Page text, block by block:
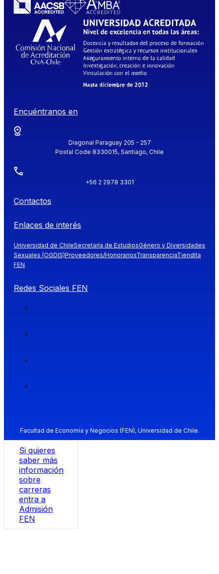
Encuéntranos en
Diagonal Paraguay 205 - 257
Postal Code 8330015, Santiago, Chile
+56 2 2978 3301
Contactos
Enlaces de interés
Universidad de ChileSecretaría de EstudiosGénero y Diversidades
Sexuales (OGDIS)Proveedores/HonorariosTransparenciaTiendita
FEN
Redes Sociales FEN
Facultad de Economía y Negocios (FEN), Universidad de Chile.
Si quieres
saber más
información
sobre
carreras
entra a
Admisión
FEN